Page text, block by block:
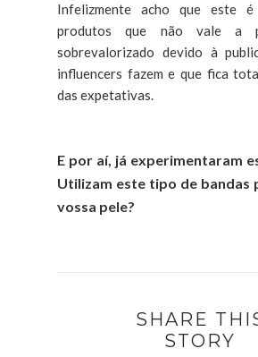
Infelizmente acho que este é
produtos que não vale a
sobrevalorizado devido à
influencers fazem e que fica
das expetativas.
E por aí, já experimentaram
Utilizam este tipo de bandas
vossa pele?
SHARE
STORY